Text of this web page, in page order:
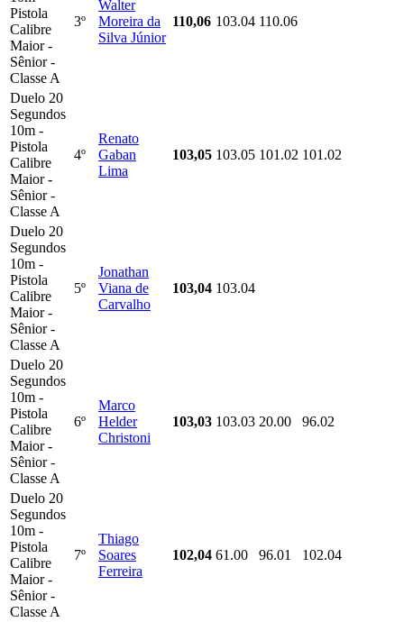
Pistola
Calibre
Maior -
Sênior -
Classe A
3º
Walter
Moreira da
Silva Júnior
110,06 103.04 110.06
Duelo 20
Segundos
10m -
Pistola
Calibre
Maior -
Sênior -
Classe A
4º
Renato
Gaban
Lima
103,05 103.05 101.02 101.02
Duelo 20
Segundos
10m -
Pistola
Calibre
Maior -
Sênior -
Classe A
5º
Jonathan
Viana de
Carvalho
103,04 103.04
Duelo 20
Segundos
10m -
Pistola
Calibre
Maior -
Sênior -
Classe A
6º
Marco
Helder
Christoni
103,03 103.03 20.00 96.02
Duelo 20
Segundos
10m -
Pistola
Calibre
Maior -
Sênior -
Classe A
7º
Thiago
Soares
Ferreira
102,04 61.00 96.01 102.04